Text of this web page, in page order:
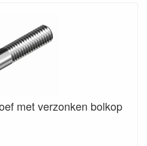
met verzonken bolkop